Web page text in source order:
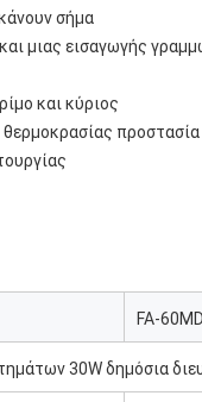
σήμα
μιας εισαγωγής
και κύριος
προστασία
FA-60MD
30W δημόσια